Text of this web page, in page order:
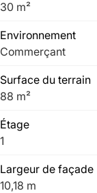
30 m²
Environnement
Commerçant
Surface du terrain
88 m²
Étage
1
Largeur de façade
10,18 m